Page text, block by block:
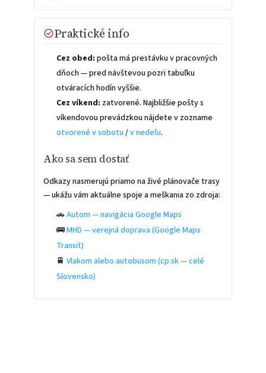
Praktické info
Cez obed: pošta má prestávku v pracovných
dňoch — pred návštevou pozri tabuľku
otváracích hodín vyššie.
Cez víkend: zatvorené. Najbližšie pošty s
víkendovou prevádzkou nájdete v zozname
otvorené v sobotu /v nedeľu.
Ako sa sem dostať
Odkazy nasmerujú priamo na živé plánovače trasy
— ukážu vám aktuálne spoje a meškania zo zdroja:
🚗Autom — navigácia Google Maps
🚌MHD — verejná doprava (Google Maps
Transit)
🚆Vlakom alebo autobusom (cp.sk — celé
Slovensko)